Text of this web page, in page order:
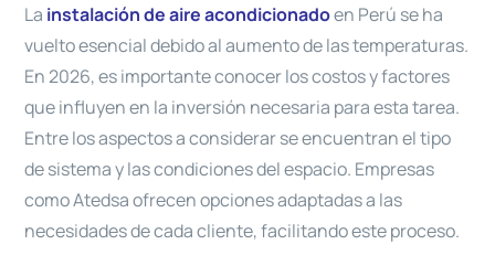
La instalación de aire acondicionadoen Perú se ha
vuelto esencial debido al aumento de las temperaturas.
En 2026, es importante conocer los costos y factores
que influyen en la inversión necesaria para esta tarea.
Entre los aspectos a considerar se encuentran el tipo
de sistema y las condiciones del espacio. Empresas
como Atedsa ofrecen opciones adaptadas a las
necesidades de cada cliente, facilitando este proceso.